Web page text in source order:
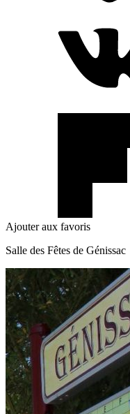
Ajouter aux favoris
Salle des Fêtes de Génissac